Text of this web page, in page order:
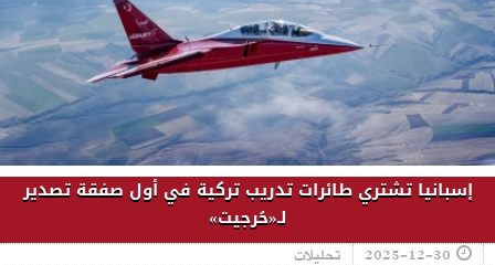
إسبانيا تشتري طائرات تدريب تركية في أول صفقة تصدير
لـ«حُرجيت»
2025-12-30 تحليلات